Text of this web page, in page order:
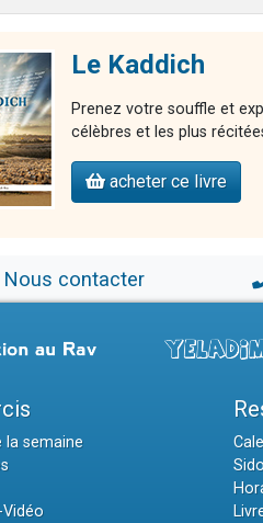
Le Kaddich
Prenez votre souffle et
célèbres et les plus
acheter ce livre
Nous contacter
la semaine